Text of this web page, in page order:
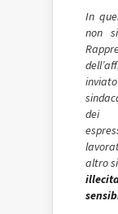
In
non
dei
altro